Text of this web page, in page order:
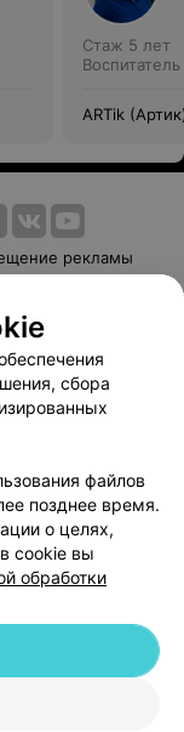
Стаж 5 лет
Воспитатель
ARTik
рекламы
оплаты
Республика Беларусь,
сбора
файлов
позднее время.
о целях,
cookie вы
обработки